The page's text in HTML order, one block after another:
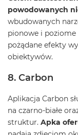
o
o
A
i
r
3
M
a
c
B
o
powodowanych
wbudowanych
pionowe i poziome
pożądane efekty
obiektywów.
8. Carbon
Aplikacja Carbon
na czarno-białe
struktur. Apka